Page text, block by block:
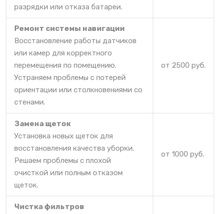
разрядки или отказа батареи.
Ремонт системы навигации
Восстановление работы датчиков
или камер для корректного
перемещения по помещению.
Устраняем проблемы с потерей
ориентации или столкновениями со
стенами.
от 2500 руб.
Замена щеток
Установка новых щеток для
восстановления качества уборки.
Решаем проблемы с плохой
очисткой или полным отказом
щеток.
от 1000 руб.
Чистка фильтров